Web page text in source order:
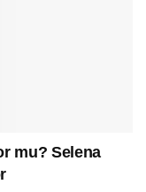
mu? Selena